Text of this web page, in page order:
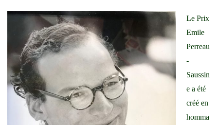
Le Prix
Emile
Perreau
-
Saussin
e a été
créé en
homma